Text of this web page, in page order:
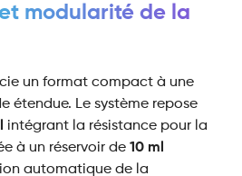
modularité de la
un format compact à une
étendue. Le système repose
intégrant la résistance pour la
à un réservoir de 10 ml
automatique de la